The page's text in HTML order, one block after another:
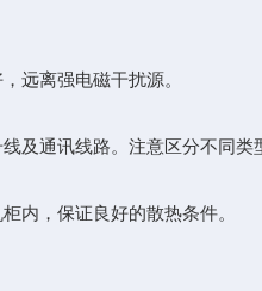
远离强电磁干扰源。
通讯线路。注意区分不同类
，保证良好的散热条件。